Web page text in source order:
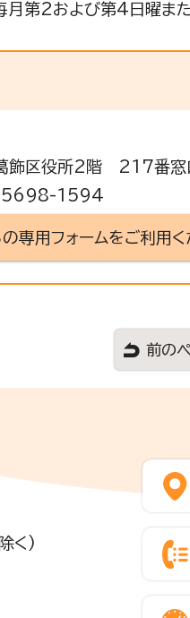
第2および第4日曜ま
区役所2階 217番窓
5698-1594
専用フォームをご利用く
前の
く)